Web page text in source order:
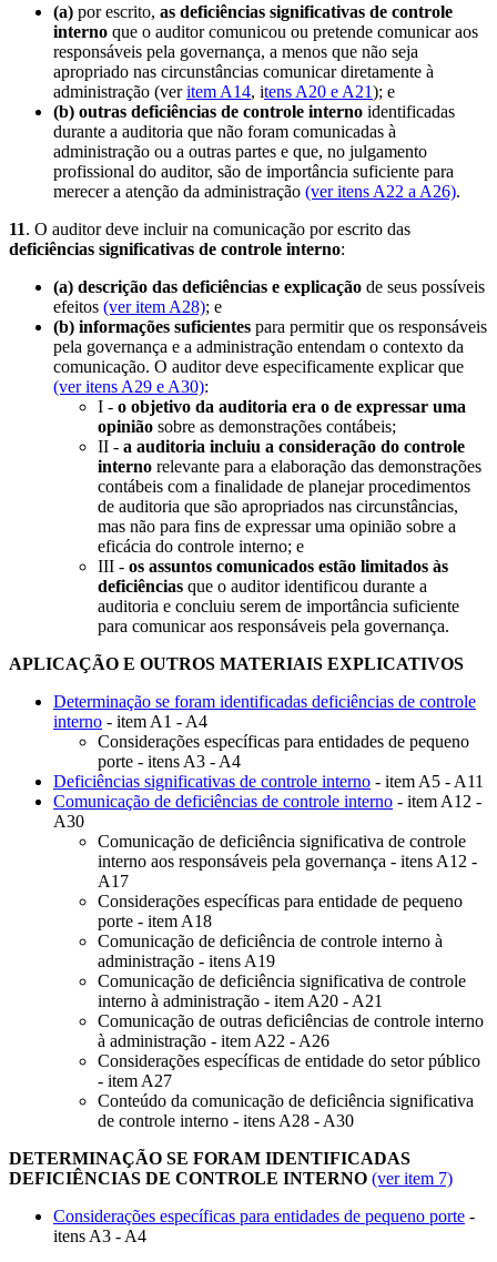
(a) por escrito, as deficiências significativas de controle
interno que o auditor comunicou ou pretende comunicar aos
responsáveis pela governança, a menos que não seja
apropriado nas circunstâncias comunicar diretamente à
administração (veritem A14, itens A20 e A21); e
(b) outras deficiências de controle interno identificadas
durante a auditoria que não foram comunicadas à
administração ou a outras partes e que, no julgamento
profissional do auditor, são de importância suficiente para
merecer a atenção da administração (ver itens A22 a A26).
11. O auditor deve incluir na comunicação por escrito das
deficiências significativas de controle interno:
(a) descrição das deficiências e explicação de seus possíveis
efeitos (ver item A28); e
(b) informações suficientes para permitir que os responsáveis
pela governança e a administração entendam o contexto da
comunicação. O auditor deve especificamente explicar que
(ver itens A29 e A30):
I - o objetivo da auditoria era o de expressar uma
opinião sobre as demonstrações contábeis;
II - a auditoria incluiu a consideração do controle
interno relevante para a elaboração das demonstrações
contábeis com a finalidade de planejar procedimentos
de auditoria que são apropriados nas circunstâncias,
mas não para fins de expressar uma opinião sobre a
eficácia do controle interno; e
III - os assuntos comunicados estão limitados às
deficiências que o auditor identificou durante a
auditoria e concluiu serem de importância suficiente
para comunicar aos responsáveis pela governança.
APLICAÇÃO E OUTROS MATERIAIS EXPLICATIVOS
Determinação se foram identificadas deficiências de controle
interno - item A1 - A4
Considerações específicas para entidades de pequeno
porte - itens A3 - A4
Deficiências significativas de controle interno - item A5 - A11
Comunicação de deficiências de controle interno - item A12 -
A30
Comunicação de deficiência significativa de controle
interno aos responsáveis pela governança - itens A12 -
A17
Considerações específicas para entidade de pequeno
porte - item A18
Comunicação de deficiência de controle interno à
administração - itens A19
Comunicação de deficiência significativa de controle
interno à administração - item A20 - A21
Comunicação de outras deficiências de controle interno
à administração - item A22 - A26
Considerações específicas de entidade do setor público
- item A27
Conteúdo da comunicação de deficiência significativa
de controle interno - itens A28 - A30
DETERMINAÇÃO SE FORAM IDENTIFICADAS
DEFICIÊNCIAS DE CONTROLE INTERNO (ver item 7)
Considerações específicas para entidades de pequeno porte -
itens A3 - A4